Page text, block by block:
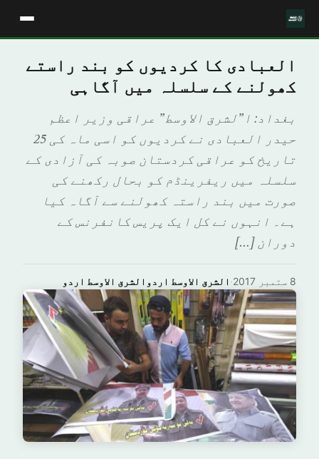
العبادی کا کردیوں کو بند راستے
کھولنے کے سلسلہ میں آگاہی
بغداد: ا”لشرق الاوسط” عراقی وزیر اعظم
حیدر العبادی نے کردیوں کو اسی ماہ کی 25
تاریخ کو عراقی کردستان صوبہ کی آزادی کے
سلسلہ میں ریفرینڈم کو بحال رکھنے کی
صورت میں بند راستہ کھولنے سے آگاہ کیا
ہے۔ انہوں نے کل ایک پریس کانفرنس کے
دوران […]
الشرق الاوسط اردوالشرق الاوسط اردو · 8 ستمبر 2017